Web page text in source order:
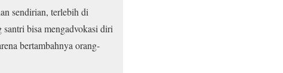
sendirian, terlebih di
santri bisa mengadvokasi diri
bertambahnya orang-